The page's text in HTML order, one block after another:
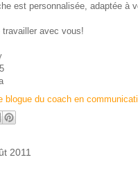
est personnalisée, adaptée à
travailler avec vous!
blogue du coach en
2011